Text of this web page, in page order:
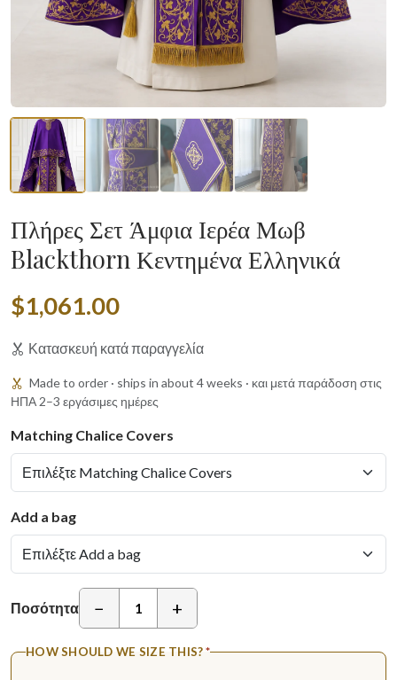
Πλήρες Σετ Άμφια Ιερέα Μωβ
Blackthorn Κεντημένα Ελληνικά
$1,061.00
Κατασκευή κατά παραγγελία
Made to order · ships in about 4 weeks · και μετά παράδοση στις
ΗΠΑ 2–3 εργάσιμες ημέρες
Matching Chalice Covers
Add a bag
Ποσότητα − +
HOW SHOULD WE SIZE THIS?*